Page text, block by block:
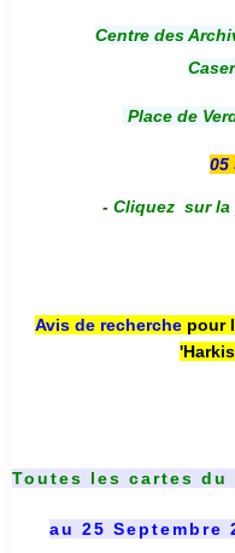
Centre des
Place de
05
- Cliquez sur la
Avis de recherche pour
Toutes les cartes du
au 25 Septembre